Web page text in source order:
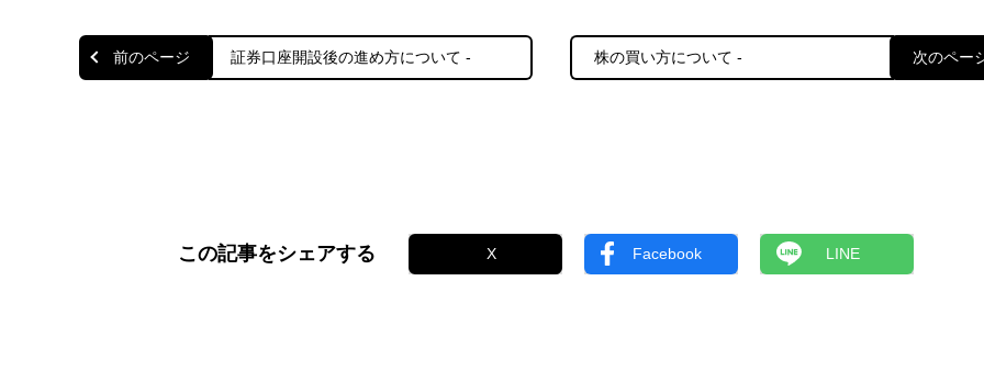
株の買い方について -
証券口座開設後の進め方について -
この記事をシェアする X Facebook LINE